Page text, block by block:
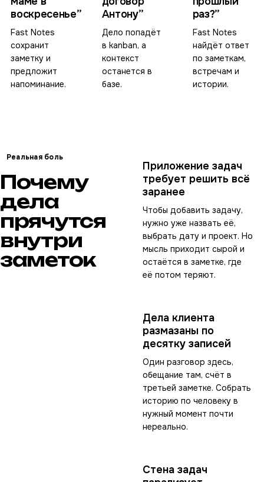
воскресенье”
Fast Notes
сохранит
заметку и
предложит
напоминание.
Антону”
Дело попадёт
в kanban, а
контекст
останется в
базе.
раз?”
Fast Notes
найдёт ответ
по заметкам,
встречам и
истории.
Реальная боль
Почему
дела
прячутся
внутри
заметок
Приложение задач
требует решить всё
заранее
Чтобы добавить задачу,
нужно уже назвать её,
выбрать дату и проект. Но
мысль приходит сырой и
остаётся в заметке, где
её потом теряют.
Дела клиента
размазаны по
десятку записей
Один разговор здесь,
обещание там, счёт в
третьей заметке. Собрать
историю по человеку в
нужный момент почти
нереально.
Стена задач